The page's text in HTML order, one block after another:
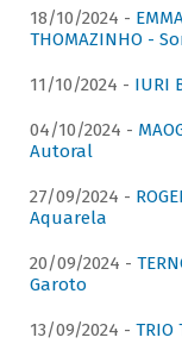
18/10/2024 -
THOMAZINHO -
11/10/2024 - IURI
04/10/2024 -
Autoral
27/09/2024 -
Aquarela
20/09/2024 -
Garoto
13/09/2024 -